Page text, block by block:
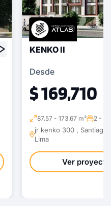
KENKO II
Desde
$ 169,710
87.57 - 173.67 m² 2 - 3
jr kenko 300 , Santiago
Lima
Ver proyecto